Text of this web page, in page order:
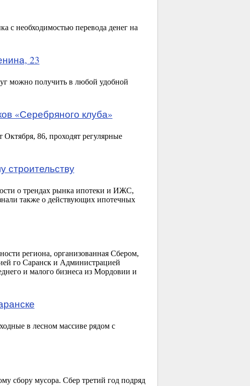
с необходимостью перевода денег на
23
можно получить в любой удобной
«Серебряного клуба»
86, проходят регулярные
о трендах рынка ипотеки и ИЖС,
также о действующих ипотечных
региона, организованная Сбером,
го Саранск и Администрацией
и малого бизнеса из Мордовии и
в лесном массиве рядом с
сбору мусора. Сбер третий год подряд